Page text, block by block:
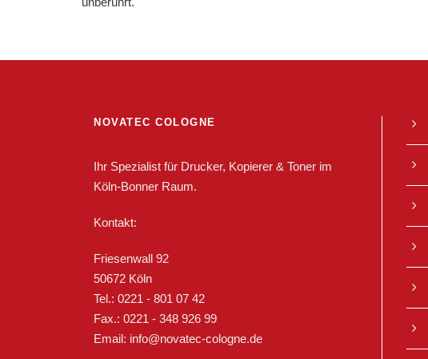
NOVATEC COLOGNE
Ihr Spezialist für Drucker, Kopierer & Toner im
Köln-Bonner Raum.
Kontakt:
Friesenwall 92
50672 Köln
Tel.: 0221 - 801 07 42
Fax.: 0221 - 348 926 99
Email: info@novatec-cologne.de